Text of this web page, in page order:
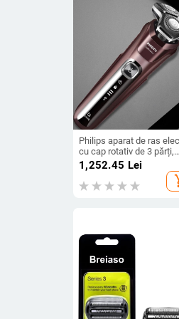
Philips aparat de ras
cu cap rotativ de 3 părți,
pentru utilizare umedă și
uscată, afișaj LED,
încorporată, autonomie
aproximativ 60 de minute
1,252.45 Lei